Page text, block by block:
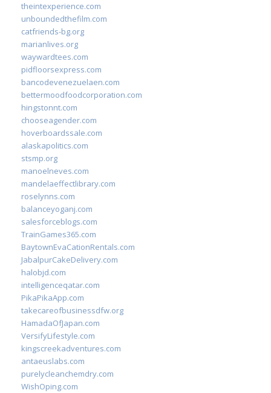
theintexperience.com
unboundedthefilm.com
catfriends-bg.org
marianlives.org
waywardtees.com
pidfloorsexpress.com
bancodevenezuelaen.com
bettermoodfoodcorporation.com
hingstonnt.com
chooseagender.com
hoverboardssale.com
alaskapolitics.com
stsmp.org
manoelneves.com
mandelaeffectlibrary.com
roselynns.com
balanceyoganj.com
salesforceblogs.com
TrainGames365.com
BaytownEvaCationRentals.com
JabalpurCakeDelivery.com
halobjd.com
intelligenceqatar.com
PikaPikaApp.com
takecareofbusinessdfw.org
HamadaOfJapan.com
VersifyLifestyle.com
kingscreekadventures.com
antaeuslabs.com
purelycleanchemdry.com
WishOping.com